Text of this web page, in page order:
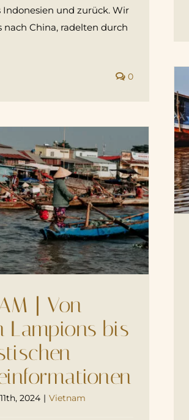
Indonesien und zurück. Wir
China, radelten durch
0
| Von
Lampions bis
2024 | Vietnam